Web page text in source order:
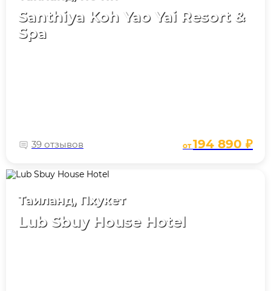
Santhiya Koh Yao Yai Resort &
Spa
39 отзывов от194 890 ₽
Таиланд, Пхукет
Lub Sbuy House Hotel